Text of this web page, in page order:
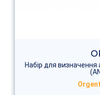
Набір для визначення